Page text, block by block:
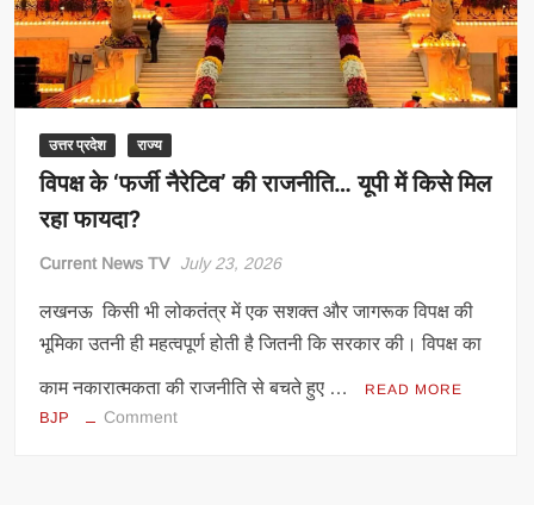
सभी
जांचें
होंगी
मुफ्त
उत्तर प्रदेश राज्य
विपक्ष के ‘फर्जी नैरेटिव’ की राजनीति… यूपी में किसे मिल
रहा फायदा?
Current News TV July 23, 2026
लखनऊ किसी भी लोकतंत्र में एक सशक्त और जागरूक विपक्ष की
भूमिका उतनी ही महत्वपूर्ण होती है जितनी कि सरकार की। विपक्ष का
काम नकारात्मकता की राजनीति से बचते हुए … READ MORE
BJP Commenton